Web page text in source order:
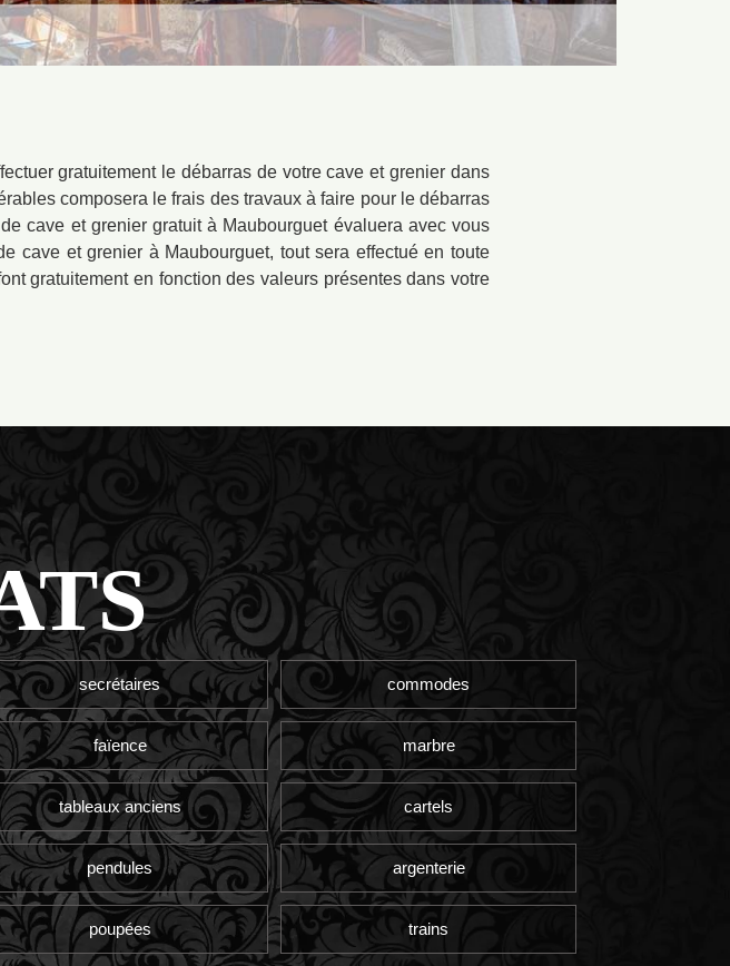
gratuitement le débarras de votre cave et grenier dans
composera le frais des travaux à faire pour le débarras
cave et grenier gratuit à Maubourguet évaluera avec vous
cave et grenier à Maubourguet, tout sera effectué en toute
gratuitement en fonction des valeurs présentes dans votre
secrétaires commodes
faïence marbre
tableaux anciens cartels
pendules argenterie
poupées trains